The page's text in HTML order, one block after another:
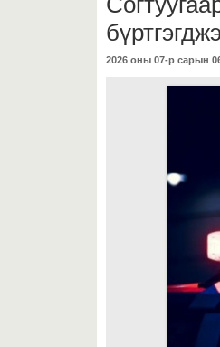
2026 оны 07-р сарын